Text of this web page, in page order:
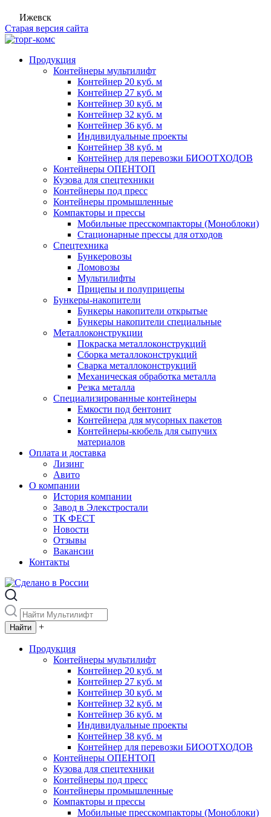
Ижевск
Старая версия сайта
Продукция
Контейнеры мультилифт
Контейнер 20 куб. м
Контейнер 27 куб. м
Контейнер 30 куб. м
Контейнер 32 куб. м
Контейнер 36 куб. м
Индивидуальные проекты
Контейнер 38 куб. м
Контейнер для перевозки БИООТХОДОВ
Контейнеры ОПЕНТОП
Кузова для спецтехники
Контейнеры под пресс
Контейнеры промышленные
Компакторы и прессы
Мобильные пресскомпакторы (Моноблоки)
Стационарные прессы для отходов
Спецтехника
Бункеровозы
Ломовозы
Мультилифты
Прицепы и полуприцепы
Бункеры-накопители
Бункеры накопители открытые
Бункеры накопители специальные
Металлоконструкции
Покраска металлоконструкций
Сборка металлоконструкций
Сварка металлоконструкций
Механическая обработка металла
Резка металла
Специализированные контейнеры
Емкости под бентонит
Контейнера для мусорных пакетов
Контейнеры-кюбель для сыпучих
материалов
Оплата и доставка
Лизинг
Авито
О компании
История компании
Завод в Элекстростали
ТК ФЕСТ
Новости
Отзывы
Вакансии
Контакты
+
Продукция
Контейнеры мультилифт
Контейнер 20 куб. м
Контейнер 27 куб. м
Контейнер 30 куб. м
Контейнер 32 куб. м
Контейнер 36 куб. м
Индивидуальные проекты
Контейнер 38 куб. м
Контейнер для перевозки БИООТХОДОВ
Контейнеры ОПЕНТОП
Кузова для спецтехники
Контейнеры под пресс
Контейнеры промышленные
Компакторы и прессы
Мобильные пресскомпакторы (Моноблоки)